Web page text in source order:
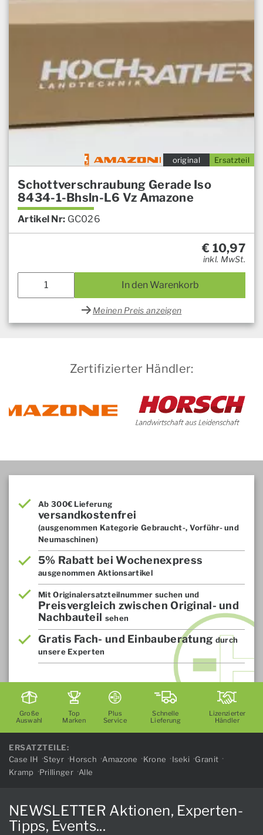
Ersatzteil
original
Schottverschraubung Gerade Iso
8434-1-Bhsln-L6 Vz Amazone
Artikel Nr: GC026
€ 10,97
inkl. MwSt.
In den Warenkorb
Meinen Preis anzeigen
Zertifizierter Händler:
Ab 300€ Lieferung
versandkostenfrei
(ausgenommen Kategorie Gebraucht-, Vorführ- und
Neumaschinen)
5% Rabatt bei Wochenexpress
ausgenommen Aktionsartikel
Mit Originalersatzteilnummer suchen und
Preisvergleich zwischen Original- und
Nachbauteil sehen
Gratis Fach- und Einbauberatung durch
unsere Experten
Große
Auswahl
Top
Marken
Plus
Service
Schnelle
Lieferung
Lizenzierter
Händler
ERSATZTEILE:
Case IH
Steyr Horsch Amazone Krone Iseki
Granit
Kramp
Prillinger Alle
NEWSLETTER Aktionen, Experten-
Tipps, Events...